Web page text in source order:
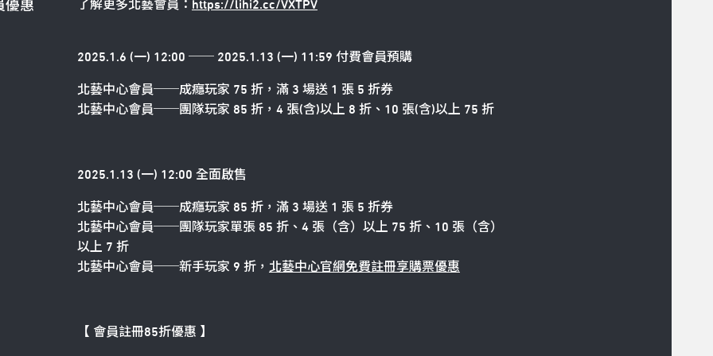
優惠 了解更多北藝會員： https://lihi2.cc/VXTPV
2025.1.6 (一) 12:00 ── 2025.1.13 (一) 11:59 付費會員預購
北藝中心會員──成癮玩家 75 折，滿 3 場送 1 張 5 折券
北藝中心會員──團隊玩家 85 折，4 張(含)以上 8 折、10 張(含)以上 75 折
2025.1.13 (一) 12:00 全面啟售
北藝中心會員──成癮玩家 85 折，滿 3 場送 1 張 5 折券
北藝中心會員──團隊玩家單張 85 折、4 張（含）以上 75 折、10 張（含）
以上 7 折
北藝中心會員──新手玩家 9 折， 北藝中心官網免費註冊享購票優惠
【 會員註冊85折優惠 】